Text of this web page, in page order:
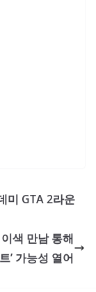
미 GTA 2라운
색 만남 통해
’ 가능성 열어